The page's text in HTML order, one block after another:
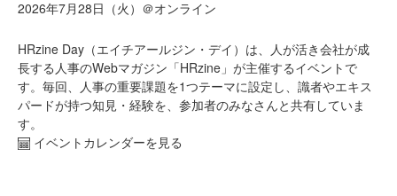
2026年7月28日（火）＠オンライン
HRzine Day（エイチアールジン・デイ）は、人が活き会社が成
長する人事のWebマガジン「HRzine」が主催するイベントで
す。毎回、人事の重要課題を1つテーマに設定し、識者やエキス
パードが持つ知見・経験を、参加者のみなさんと共有していま
す。
イベントカレンダーを見る